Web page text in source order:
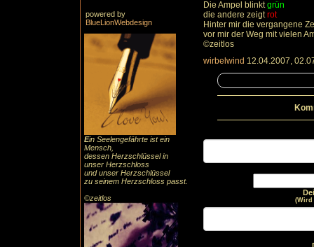
powered by
BlueLionWebdesign
Ein Seelengefährte ist ein
Mensch,
dessen Herzschlüssel in
unser Herzschloss
und unser Herzschlüssel
zu seinem Herzschloss passt.
©zeitlos
Die Ampel blinktgrün
die andere zeigtrot
Hinter mir die vergangene
vor mir der Weg mit vielen
©zeitlos
wirbelwind 12.04.2007,
(Wird